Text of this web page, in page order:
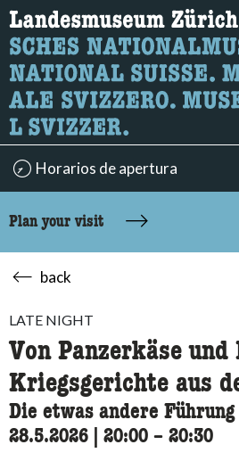
What are you
Here you can search for content on
Horarios de apertura
Plan your visit
back
LATE NIGHT
Von Panzerkäse und
Kriegsgerichte aus
Die etwas andere Führung
28.5.2026 20:00 – 20:30